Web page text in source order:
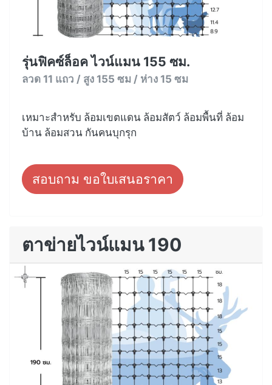
รุ่นฟิคซ์ล็อค ไวน์แมน 155 ซม.
ลวด 11 แถว / สูง 155 ซม / ห่าง 15 ซม
เหมาะสำหรับ ล้อมเขตแดน ล้อมสัตว์ ล้อมพื้นที่ ล้อม
บ้าน ล้อมสวน กันคนบุกรุก
สอบถาม ขอใบเสนอราคา
ตาข่ายไวน์แมน 190